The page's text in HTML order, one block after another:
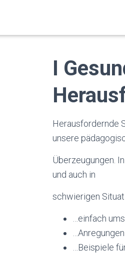
I
Herausfordernde
unsere
Überzeugungen.
und auch in
schwierigen
…einfach
…Beispiele